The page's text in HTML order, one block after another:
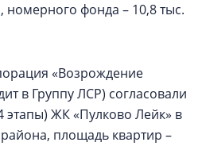
номерного фонда – 10,8 тыс.
«Возрождение
в Группу ЛСР) согласовали
ЖК «Пулково Лейк» в
площадь квартир –